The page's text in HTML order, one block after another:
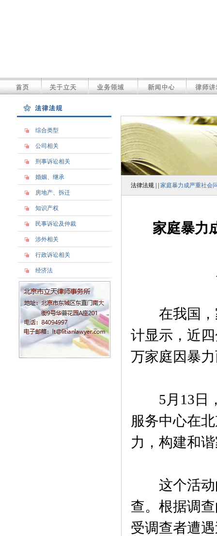
综合类型
公司相关
刑事诉讼相关
婚姻、继承
房地产、拆迁
知识产权
民事诉讼及仲裁
涉外相关
行政诉讼相关
经济法
法律法规 | |家庭暴力成严重社
家庭暴力
在我国，
计显示，近
万家庭因暴
5月13日，
服务中心在
力，构建和
这个活动
查。根据调
受调查者遭